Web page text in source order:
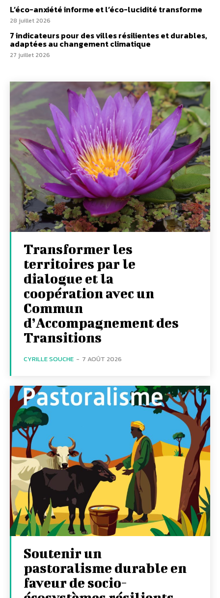
L’éco-anxiété informe et l’éco-lucidité transforme
28 juillet 2026
7 indicateurs pour des villes résilientes et durables,
adaptées au changement climatique
27 juillet 2026
Transformer les
territoires par le
dialogue et la
coopération avec un
Commun
d’Accompagnement des
Transitions
CYRILLE SOUCHE - 7 AOÛT 2026
Soutenir un
pastoralisme durable en
faveur de socio-